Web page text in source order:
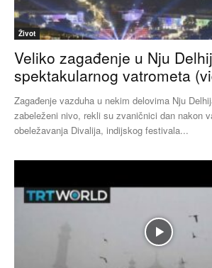
Život
Veliko zagađenje u Nju
spektakularnog vatrometa
Zagađenje vazduha u nekim delovima Nju
zabeleženi nivo, rekli su zvaničnici dan nakon
obeležavanja Divalija, indijskog festivala...